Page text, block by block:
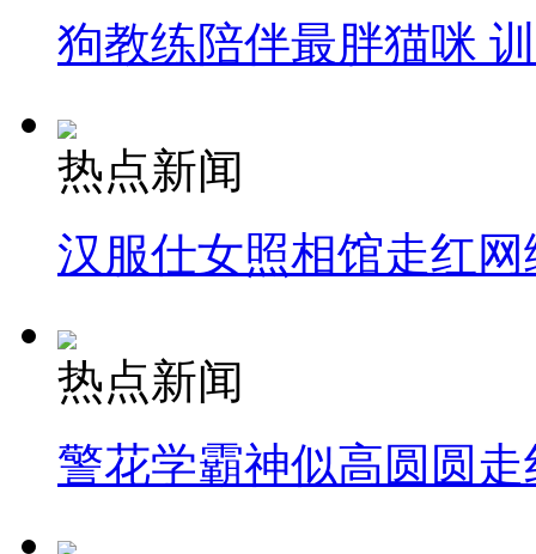
狗教练陪伴最胖猫咪
热点新闻
汉服仕女照相馆走红网
热点新闻
警花学霸神似高圆圆走